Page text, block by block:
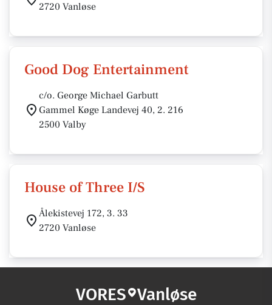
2720 Vanløse
Good Dog Entertainment
c/o. George Michael Garbutt
Gammel Køge Landevej 40, 2. 216
2500 Valby
House of Three I/S
Ålekistevej 172, 3. 33
2720 Vanløse
VORES Vanløse